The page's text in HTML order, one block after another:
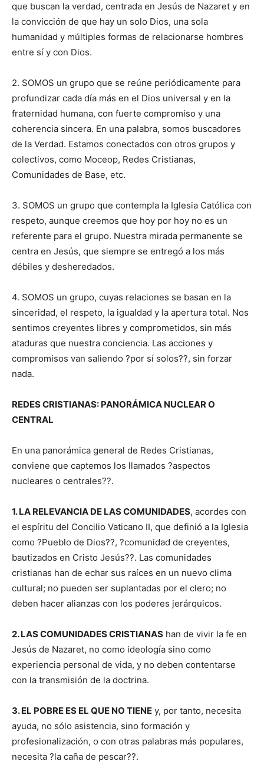
que buscan la verdad, centrada en Jesús de Nazaret y en
la convicción de que hay un solo Dios, una sola
humanidad y múltiples formas de relacionarse hombres
entre sí y con Dios.
2. SOMOS un grupo que se reúne periódicamente para
profundizar cada día más en el Dios universal y en la
fraternidad humana, con fuerte compromiso y una
coherencia sincera. En una palabra, somos buscadores
de la Verdad. Estamos conectados con otros grupos y
colectivos, como Moceop, Redes Cristianas,
Comunidades de Base, etc.
3. SOMOS un grupo que contempla la Iglesia Católica con
respeto, aunque creemos que hoy por hoy no es un
referente para el grupo. Nuestra mirada permanente se
centra en Jesús, que siempre se entregó a los más
débiles y desheredados.
4. SOMOS un grupo, cuyas relaciones se basan en la
sinceridad, el respeto, la igualdad y la apertura total. Nos
sentimos creyentes libres y comprometidos, sin más
ataduras que nuestra conciencia. Las acciones y
compromisos van saliendo ?por sí solos??, sin forzar
nada.
REDES CRISTIANAS: PANORÁMICA NUCLEAR O
CENTRAL
En una panorámica general de Redes Cristianas,
conviene que captemos los llamados ?aspectos
nucleares o centrales??.
1. LA RELEVANCIA DE LAS COMUNIDADES, acordes con
el espíritu del Concilio Vaticano II, que definió a la Iglesia
como ?Pueblo de Dios??, ?comunidad de creyentes,
bautizados en Cristo Jesús??. Las comunidades
cristianas han de echar sus raíces en un nuevo clima
cultural; no pueden ser suplantadas por el clero; no
deben hacer alianzas con los poderes jerárquicos.
2. LAS COMUNIDADES CRISTIANAS han de vivir la fe en
Jesús de Nazaret, no como ideología sino como
experiencia personal de vida, y no deben contentarse
con la transmisión de la doctrina.
3. EL POBRE ES EL QUE NO TIENE y, por tanto, necesita
ayuda, no sólo asistencia, sino formación y
profesionalización, o con otras palabras más populares,
necesita ?la caña de pescar??.